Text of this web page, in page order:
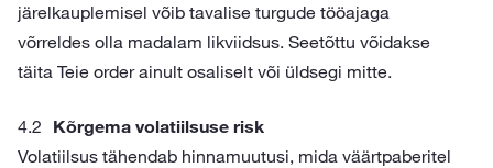
järelkauplemisel võib tavalise turgude tööajaga
võrreldes olla madalam likviidsus. Seetõttu võidakse
täita Teie order ainult osaliselt või üldsegi mitte.
Kõrgema volatiilsuse risk
Volatiilsus tähendab hinnamuutusi, mida väärtpaberitel